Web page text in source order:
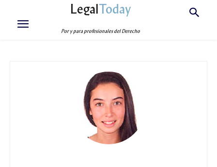
LegalToday
Por y para profesionales del Derecho